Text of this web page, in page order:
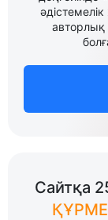
авторлық
Сайтқа